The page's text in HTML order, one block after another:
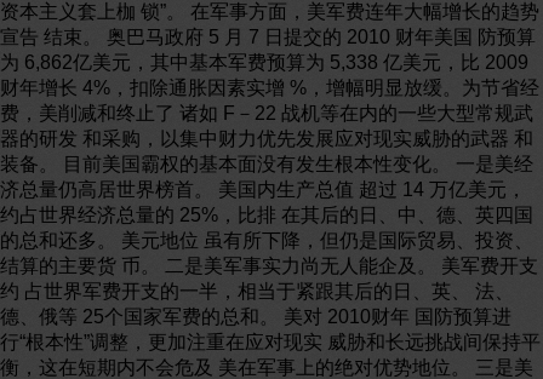
资本主义套上枷 锁”。 在军事方面，美军费连年大幅增长的趋势
宣告 结束。 奥巴马政府 5 月 7 日提交的 2010 财年美国 防预算
为 6,862亿美元，其中基本军费预算为 5,338 亿美元，比 2009
财年增长 4%，扣除通胀因素实增 %，增幅明显放缓。为节省经
费，美削减和终止了 诸如 F－22 战机等在内的一些大型常规武
器的研发 和采购，以集中财力优先发展应对现实威胁的武器 和
装备。 目前美国霸权的基本面没有发生根本性变化。 一是美经
济总量仍高居世界榜首。 美国内生产总值 超过 14 万亿美元，
约占世界经济总量的 25%，比排 在其后的日、中、德、英四国
的总和还多。 美元地位 虽有所下降，但仍是国际贸易、投资、
结算的主要货 币。 二是美军事实力尚无人能企及。 美军费开支
约 占世界军费开支的一半，相当于紧跟其后的日、英、 法、
德、俄等 25个国家军费的总和。 美对 2010财年 国防预算进
行“根本性”调整，更加注重在应对现实 威胁和长远挑战间保持平
衡，这在短期内不会危及 美在军事上的绝对优势地位。 三是美